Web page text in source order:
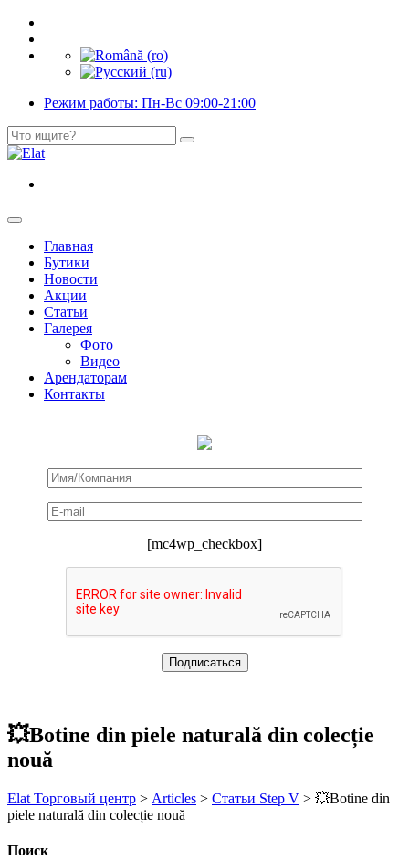
Режим работы: Пн-Вс 09:00-21:00
Главная
Бутики
Новости
Акции
Статьи
Галерея
Фото
Видео
Арендаторам
Контакты
[mc4wp_checkbox]
💥Botine din piele naturală din colecție
nouă
Elat Торговый центр > Articles > Статьи Step V > 💥Botine din
piele naturală din colecție nouă
Поиск